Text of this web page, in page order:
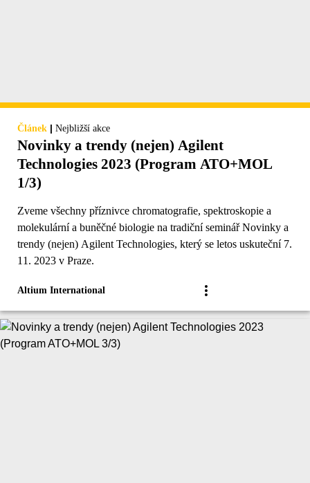
Článek | Nejbližší akce
Novinky a trendy (nejen) Agilent
Technologies 2023 (Program ATO+MOL
1/3)
Zveme všechny příznivce chromatografie, spektroskopie a
molekulární a buněčné biologie na tradiční seminář Novinky a
trendy (nejen) Agilent Technologies, který se letos uskuteční 7.
11. 2023 v Praze.
Altium International